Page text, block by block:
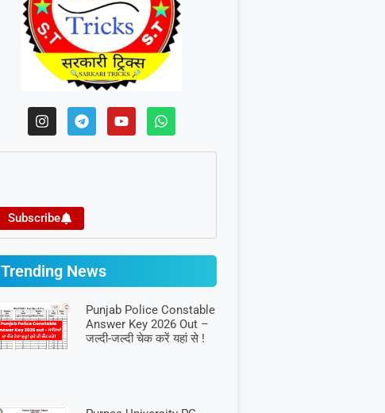
Subscribe
Trending News
Punjab Police Constable
Answer Key 2026 Out –
जल्दी-जल्दी चेक करें यहां से !